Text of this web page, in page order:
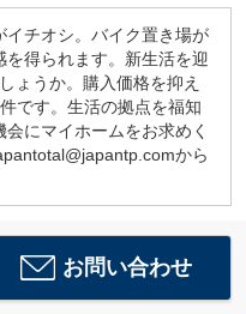
チオシ。バイク置き場が
得られます。新生活を迎
ょうか。購入価格を抑え
です。生活の拠点を福知
にマイホームをお求めく
から
お問い合わせ